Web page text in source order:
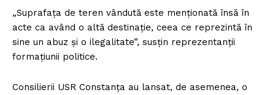
„Suprafaţa de teren vândută este menţionată însă în
acte ca având o altă destinaţie, ceea ce reprezintă în
sine un abuz şi o ilegalitate”, susţin reprezentanţii
formaţiunii politice.
Consilierii USR Constanţa au lansat, de asemenea, o